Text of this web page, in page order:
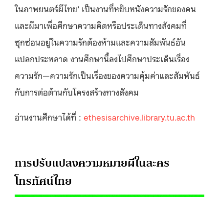
ในภาพยนตร์ผีไทย’ เป็นงานที่หยิบหนังความรักของคน
และผีมาเพื่อศึกษาความคิดหรือประเด็นทางสังคมที่
ซุกซ่อนอยู่ในความรักต้องห้ามและความสัมพันธ์อัน
แปลกประหลาด งานศึกษานี้ลงไปศึกษาประเด็นเรื่อง
ความรัก—ความรักเป็นเรื่องของความคุ้มค่าและสัมพันธ์
กับการต่อต้านกับโครงสร้างทางสังคม
อ่านงานศึกษาได้ที่ : ethesisarchive.library.tu.ac.th
การปรับแปลงความหมายผีในละคร
โทรทัศน์ไทย